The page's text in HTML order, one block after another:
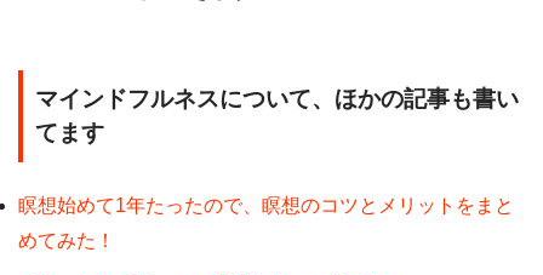
マインドフルネスについて、ほかの記事も書い
てます
瞑想始めて1年たったので、瞑想のコツとメリットをまと
めてみた！